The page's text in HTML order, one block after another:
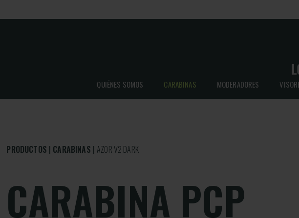
QUIÉNES SOMOS CARABINAS MODERADORES
PRODUCTOS CARABINAS AZOR V2 DARK
CARABINA PCP